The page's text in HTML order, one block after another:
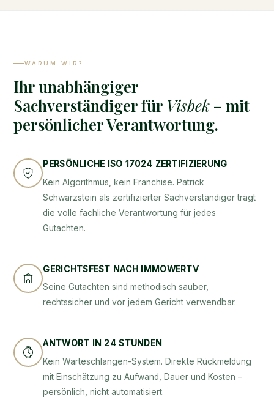
WARUM WIR?
Ihr unabhängiger
Sachverständiger für Visbek – mit
persönlicher Verantwortung.
PERSÖNLICHE ISO 17024 ZERTIFIZIERUNG
Kein Algorithmus, kein Franchise. Patrick
Schwarzstein als zertifizierter Sachverständiger trägt
die volle fachliche Verantwortung für jedes
Gutachten.
GERICHTSFEST NACH IMMOWERTV
Seine Gutachten sind methodisch sauber,
rechtssicher und vor jedem Gericht verwendbar.
ANTWORT IN 24 STUNDEN
Kein Warteschlangen-System. Direkte Rückmeldung
mit Einschätzung zu Aufwand, Dauer und Kosten –
persönlich, nicht automatisiert.